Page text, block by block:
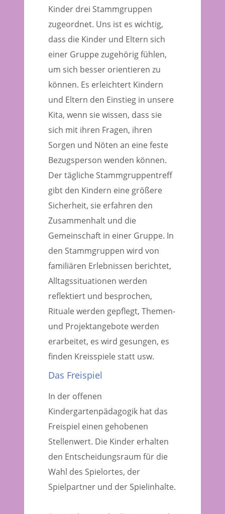
Kinder drei Stammgruppen
zugeordnet. Uns ist es wichtig,
dass die Kinder und Eltern sich
einer Gruppe zugehörig fühlen,
um sich besser orientieren zu
können. Es erleichtert Kindern
und Eltern den Einstieg in unsere
Kita, wenn sie wissen, dass sie
sich mit ihren Fragen, ihren
Sorgen und Nöten an eine feste
Bezugsperson wenden können.
Der tägliche Stammgruppentreff
gibt den Kindern eine größere
Sicherheit, sie erfahren den
Zusammenhalt und die
Gemeinschaft in einer Gruppe. In
den Stammgruppen wird von
familiären Erlebnissen berichtet,
Alltagssituationen werden
reflektiert und besprochen,
Rituale werden gepflegt, Themen-
und Projektangebote werden
erarbeitet, es wird gesungen, es
finden Kreisspiele statt usw.
Das Freispiel
In der offenen
Kindergartenpädagogik hat das
Freispiel einen gehobenen
Stellenwert. Die Kinder erhalten
den Entscheidungsraum für die
Wahl des Spielortes, der
Spielpartner und der Spielinhalte.